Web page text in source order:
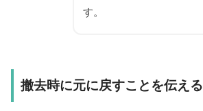
す。
撤去時に元に戻すことを伝える